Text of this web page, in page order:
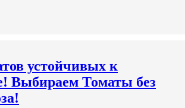
устойчивых к
Выбираем Томаты без